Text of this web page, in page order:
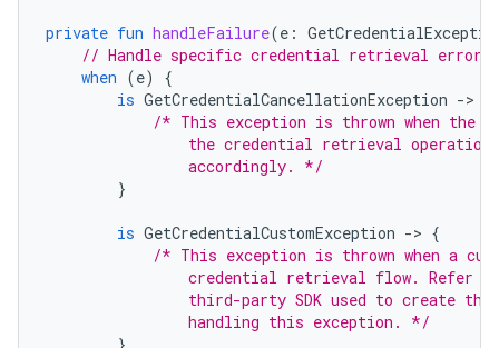
private fun handleFailure(e :
// Handle specific credential retrieval errors.
when (e)
{
is GetCredentialCancellationException ->
/* This exception is thrown when the
the credential retrieval
                accordingly. */
}
is GetCredentialCustomException -> {
/* This exception is thrown when a
credential retrieval flow. Refer
third-party SDK used to create
                handling this exception. */